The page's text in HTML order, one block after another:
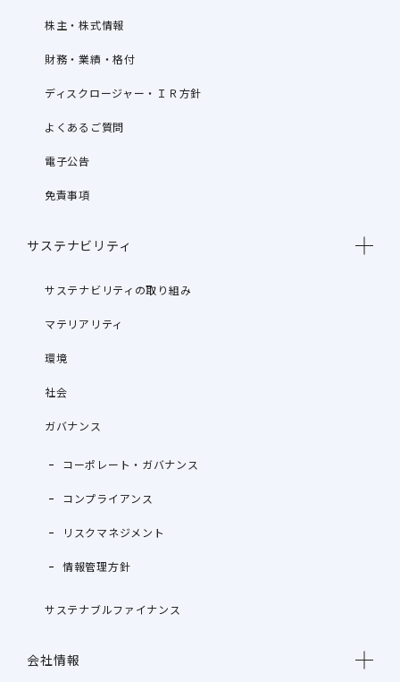
株主・株式情報
財務・業績・格付
ディスクロージャー・ＩＲ方針
よくあるご質問
電子公告
免責事項
サステナビリティ
サステナビリティの取り組み
マテリアリティ
環境
社会
ガバナンス
コーポレート・ガバナンス
コンプライアンス
リスクマネジメント
情報管理方針
サステナブルファイナンス
会社情報